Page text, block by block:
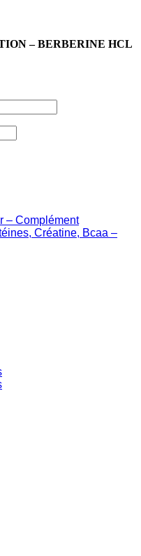
– BERBERINE HCL
– Complément
Créatine, Bcaa –